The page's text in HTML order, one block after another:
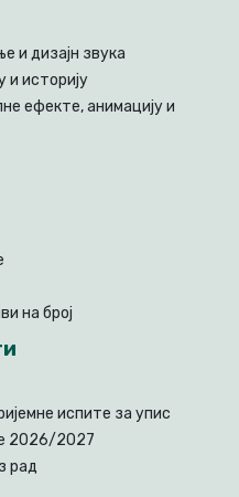
и дизајн звука
и историју
ефекте, анимацију и
на број
испите за упис
2026/2027
рад